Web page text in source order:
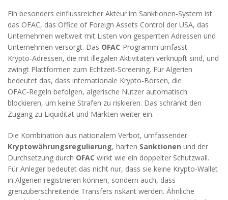
Ein besonders einflussreicher Akteur im Sanktionen‑System ist
das OFAC, das Office of Foreign Assets Control der USA, das
Unternehmen weltweit mit Listen von gesperrten Adressen und
Unternehmen versorgt. Das OFAC-Programm umfasst
Krypto‑Adressen, die mit illegalen Aktivitäten verknüpft sind, und
zwingt Plattformen zum Echtzeit‑Screening. Für Algerien
bedeutet das, dass internationale Krypto‑Börsen, die
OFAC‑Regeln befolgen, algerische Nutzer automatisch
blockieren, um keine Strafen zu riskieren. Das schränkt den
Zugang zu Liquidität und Märkten weiter ein.
Die Kombination aus nationalem Verbot, umfassender
Kryptowährungsregulierung, harten Sanktionen und der
Durchsetzung durch OFAC wirkt wie ein doppelter Schutzwall.
Für Anleger bedeutet das nicht nur, dass sie keine Krypto‑Wallet
in Algerien registrieren können, sondern auch, dass
grenzüberschreitende Transfers riskant werden. Ähnliche